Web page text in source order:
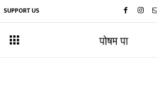
SUPPORT US